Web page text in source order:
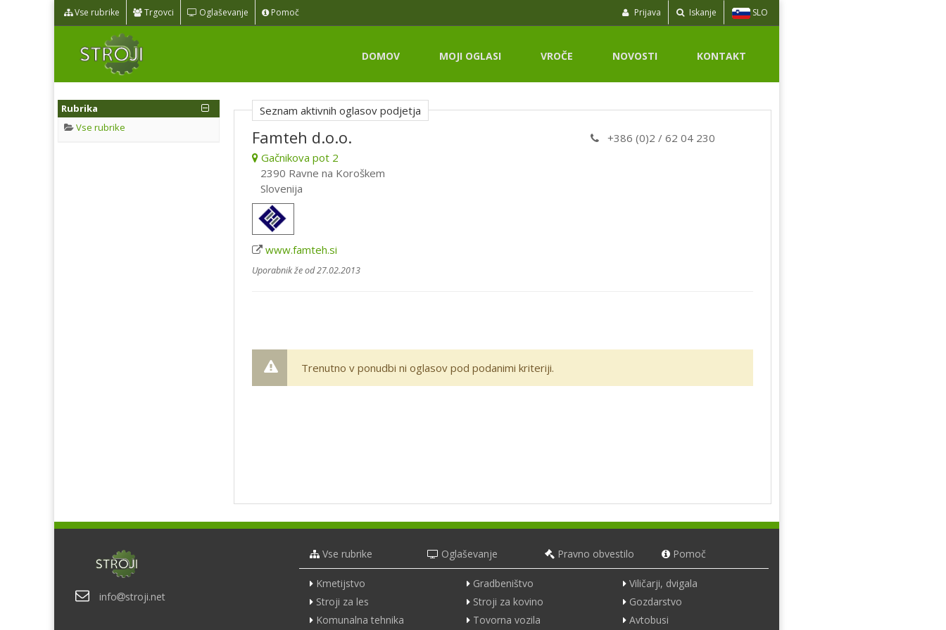
Vse rubrike Trgovci Oglaševanje Pomoč Prijava Iskanje SLO
DOMOV MOJI OGLASI VROČE NOVOSTI KONTAKT
Rubrika
Vse rubrike
Seznam aktivnih oglasov podjetja
Famteh d.o.o.
Gačnikova pot 2
2390 Ravne na Koroškem
Slovenija
www.famteh.si
Uporabnik že od 27.02.2013
+386 (0)2 / 62 04 230
Trenutno v ponudbi ni oglasov pod podanimi kriteriji.
info stroji.net
Vse rubrike Oglaševanje Pravno obvestilo Pomoč
Kmetijstvo Gradbeništvo
Viličarji, dvigala
Stroji za les
Stroji za kovino
Gozdarstvo
Komunalna tehnika
Tovorna vozila Avtobusi